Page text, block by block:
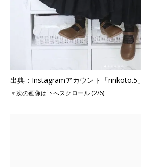
出典：Instagramアカウント「rinkoto.5」
▼次の画像は下へスクロール (2/6)